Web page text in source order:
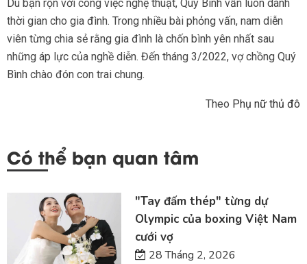
Dù bận rộn với công việc nghệ thuật, Quý Bình vẫn luôn dành
thời gian cho gia đình. Trong nhiều bài phỏng vấn, nam diễn
viên từng chia sẻ rằng gia đình là chốn bình yên nhất sau
những áp lực của nghề diễn. Đến tháng 3/2022, vợ chồng Quý
Bình chào đón con trai chung.
Theo Phụ nữ thủ đô
Có thể bạn quan tâm
"Tay đấm thép" từng dự
Olympic của boxing Việt Nam
cưới vợ
28 Tháng 2, 2026